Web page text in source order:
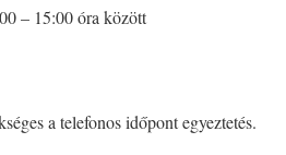
– 15:00 óra között
a telefonos időpont egyeztetés.